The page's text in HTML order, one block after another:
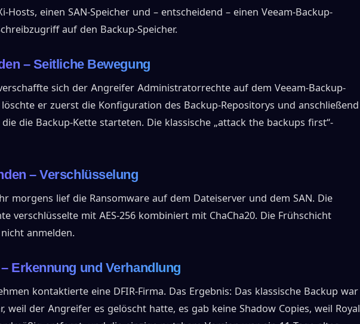
Hosts, einen SAN-Speicher und – entscheidend – einen Veeam-Backup-
auf den Backup-Speicher.
– Seitliche Bewegung
sich der Angreifer Administratorrechte auf dem Veeam-Backup-
löschte er zuerst die Konfiguration des Backup-Repositorys und anschließend
die Backup-Kette starteten. Die klassische „attack the backups first“-
– Verschlüsselung
morgens lief die Ransomware auf dem Dateiserver und dem SAN. Die
verschlüsselte mit AES-256 kombiniert mit ChaCha20. Die Frühschicht
anmelden.
– Erkennung und Verhandlung
kontaktierte eine DFIR-Firma. Das Ergebnis: Das klassische Backup war
weil der Angreifer es gelöscht hatte, es gab keine Shadow Copies, weil Royal